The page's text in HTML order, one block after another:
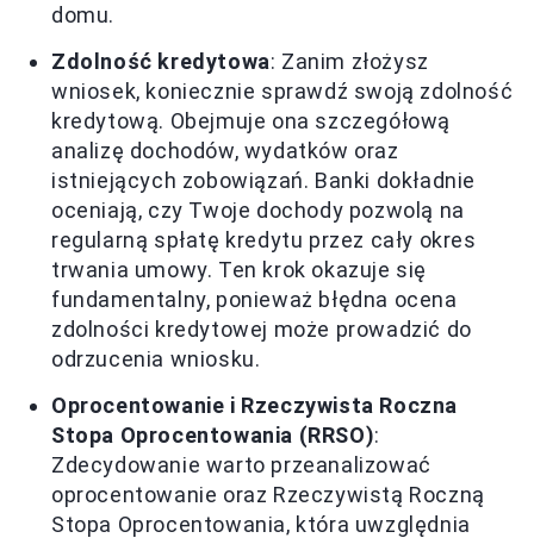
domu.
Zdolność kredytowa: Zanim złożysz
wniosek, koniecznie sprawdź swoją zdolność
kredytową. Obejmuje ona szczegółową
analizę dochodów, wydatków oraz
istniejących zobowiązań. Banki dokładnie
oceniają, czy Twoje dochody pozwolą na
regularną spłatę kredytu przez cały okres
trwania umowy. Ten krok okazuje się
fundamentalny, ponieważ błędna ocena
zdolności kredytowej może prowadzić do
odrzucenia wniosku.
Oprocentowanie i Rzeczywista Roczna
Stopa Oprocentowania (RRSO):
Zdecydowanie warto przeanalizować
oprocentowanie oraz Rzeczywistą Roczną
Stopa Oprocentowania, która uwzględnia